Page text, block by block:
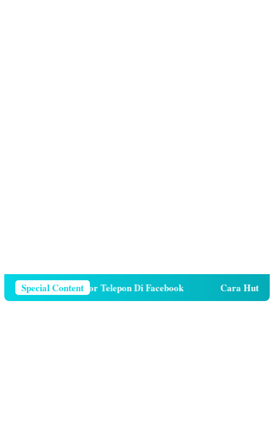
Special Content
Menghapus Nomor Telepon Di Facebook Cara Hutang